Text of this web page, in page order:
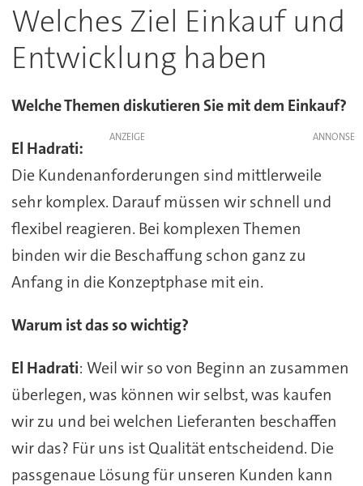
Welches Ziel Einkauf und
Entwicklung haben
Welche Themen diskutieren Sie mit dem Einkauf?
ANZEIGE
El Hadrati:
Die Kundenanforderungen sind mittlerweile
sehr komplex. Darauf müssen wir schnell und
flexibel reagieren. Bei komplexen Themen
binden wir die Beschaffung schon ganz zu
Anfang in die Konzeptphase mit ein.
Warum ist das so wichtig?
El Hadrati: Weil wir so von Beginn an zusammen
überlegen, was können wir selbst, was kaufen
wir zu und bei welchen Lieferanten beschaffen
wir das? Für uns ist Qualität entscheidend. Die
passgenaue Lösung für unseren Kunden kann